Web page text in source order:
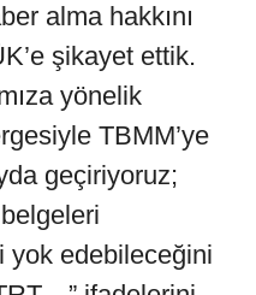
alma hakkını
şikayet ettik.
yönelik
TBMM’ye
geçiriyoruz;
yok edebileceğini